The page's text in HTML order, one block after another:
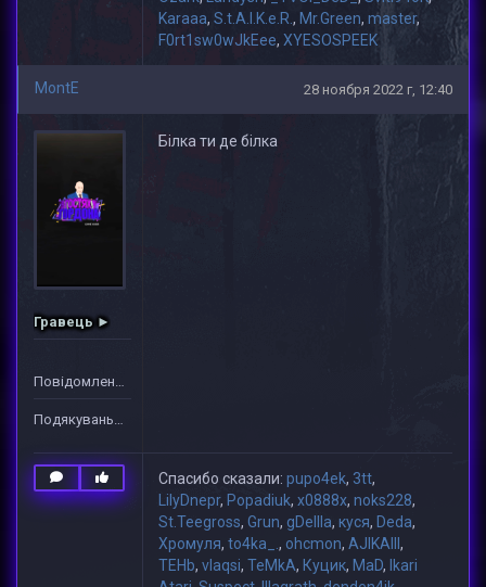
Karaaa, S.t.A.l.K.e.R., Mr.Green, master,
F0rt1sw0wJkEee, XYESOSPEEK
MontE 28 ноября 2022 г, 12:40
Гравець ►
Білка ти де білка
Спасибо сказали: pupo4ek, 3tt,
LilyDnepr, Popadiuk, x0888x, noks228,
St.Teegross, Grun, gDeIIIa, куся, Deda,
Хромуля, to4ka_. , ohcmon, AJIKAIII ,
TEHb, vlaqsi, TeMkA, Куцик, MaD, Ikari